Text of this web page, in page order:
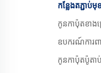
កន្លែង​តភ្ជាប់​
កូនកាប៉ុត​ខាង
ឧបករណ៍​ការពា
កូនកាប៉ុត​ប៉ូតាប់